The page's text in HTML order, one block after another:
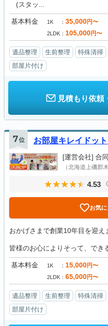
(スタッ...
基本料金 1K 35,000円〜
2LDK 105,000円〜
遺品整理 生前整理 特殊清掃
部屋片付け
見積もり依頼
7位 お部屋キレイドッ
[運営会社] 合
（北海道上磯郡
4.53
お気
おかげさまで創業10年目を迎え
皆様のお心によりそって、でき
基本料金 1K 15,000円〜
2LDK 65,000円〜
遺品整理 生前整理 特殊清掃
部屋片付け